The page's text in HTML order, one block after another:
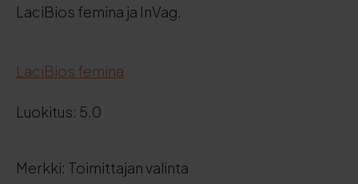
LaciBios femina ja InVag.
LaciBios femina
Luokitus: 5.0
Merkki: Toimittajan valinta